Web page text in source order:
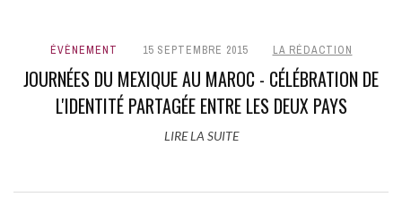
ÉVÈNEMENT 15 SEPTEMBRE 2015 LA RÉDACTION
JOURNÉES DU MEXIQUE AU MAROC - CÉLÉBRATION DE
L'IDENTITÉ PARTAGÉE ENTRE LES DEUX PAYS
LIRE LA SUITE